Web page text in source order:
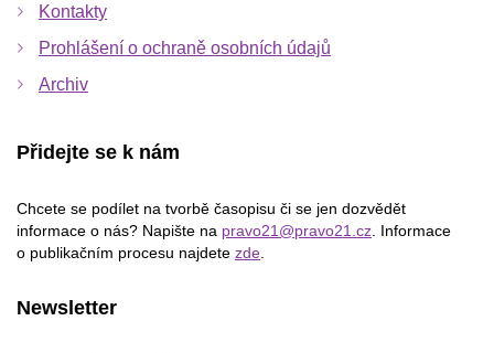
Kontakty
Prohlášení o ochraně osobních údajů
Archiv
Přidejte se k nám
Chcete se podílet na tvorbě časopisu či se jen dozvědět
informace o nás? Napište na pravo21@pravo21.cz. Informace
o publikačním procesu najdete zde.
Newsletter